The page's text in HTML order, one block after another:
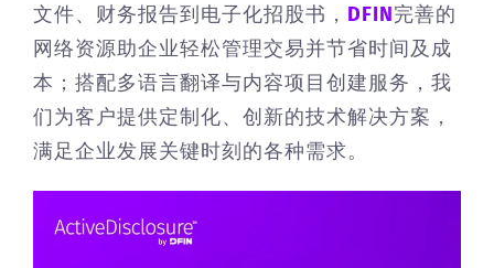
文件、财务报告到电子化招股书， DFIN完善的
网络资源助企业轻松管理交易并节省时间及成
本；搭配多语言翻译与内容项目创建服务，我
们为客户提供定制化、创新的技术解决方案，
满足企业发展关键时刻的各种需求。